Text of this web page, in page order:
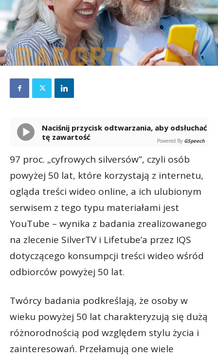
Naciśnij przycisk odtwarzania, aby odsłuchać
tę zawartość
Powered By GSpeech
97 proc. „cyfrowych silversów”, czyli osób
powyżej 50 lat, które korzystają z internetu,
ogląda treści wideo online, a ich ulubionym
serwisem z tego typu materiałami jest
YouTube – wynika z badania zrealizowanego
na zlecenie SilverTV i Lifetube’a przez IQS
dotyczącego konsumpcji treści wideo wśród
odbiorców powyżej 50 lat.
Twórcy badania podkreślają, że osoby w
wieku powyżej 50 lat charakteryzują się dużą
różnorodnością pod względem stylu życia i
zainteresowań. Przełamują one wiele